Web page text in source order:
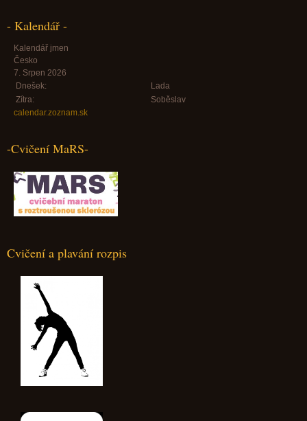
- Kalendář -
Kalendář jmen
Česko
7. Srpen 2026
Dnešek:
Lada
Zítra:
Soběslav
calendar.zoznam.sk
-Cvičení MaRS-
Cvičení a plavání rozpis